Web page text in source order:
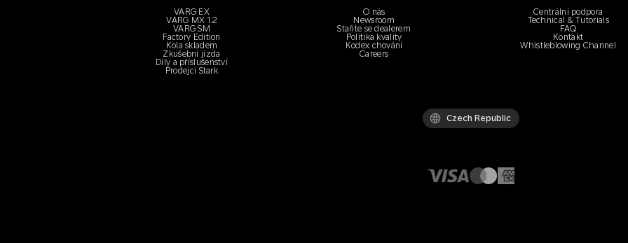
VARG EX
VARG MX 1.2
VARG SM
Factory Edition
Kola skladem
Zkušební jízda
Díly a příslušenství
Prodejci Stark
O nás
Newsroom
Staňte se dealerem
Politika kvality
Kodex chování
Careers
Centrální podpora
Technical & Tutorials
FAQ
Kontakt
Whistleblowing Channel
Czech Republic